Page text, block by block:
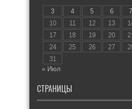
3
4 5 6 7
10
11 12 13
17
18 19 20
24
25 26 27
31
« Июл
СТРАНИЦЫ